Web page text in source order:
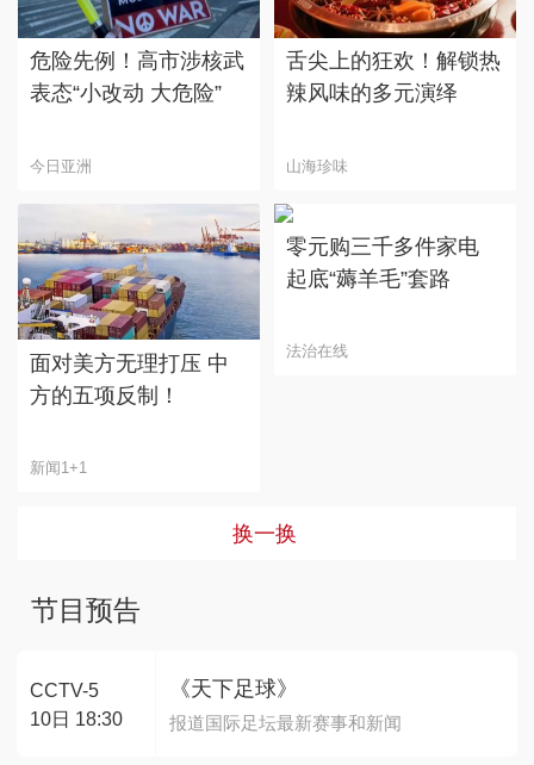
危险先例！高市涉核武
表态“小改动 大危险”
今日亚洲
舌尖上的狂欢！解锁热
辣风味的多元演绎
山海珍味
面对美方无理打压 中
方的五项反制！
新闻1+1
零元购三千多件家电
起底“薅羊毛”套路
法治在线
换一换
节目预告
CCTV-5
10日 18:30
《天下足球》
报道国际足坛最新赛事和新闻